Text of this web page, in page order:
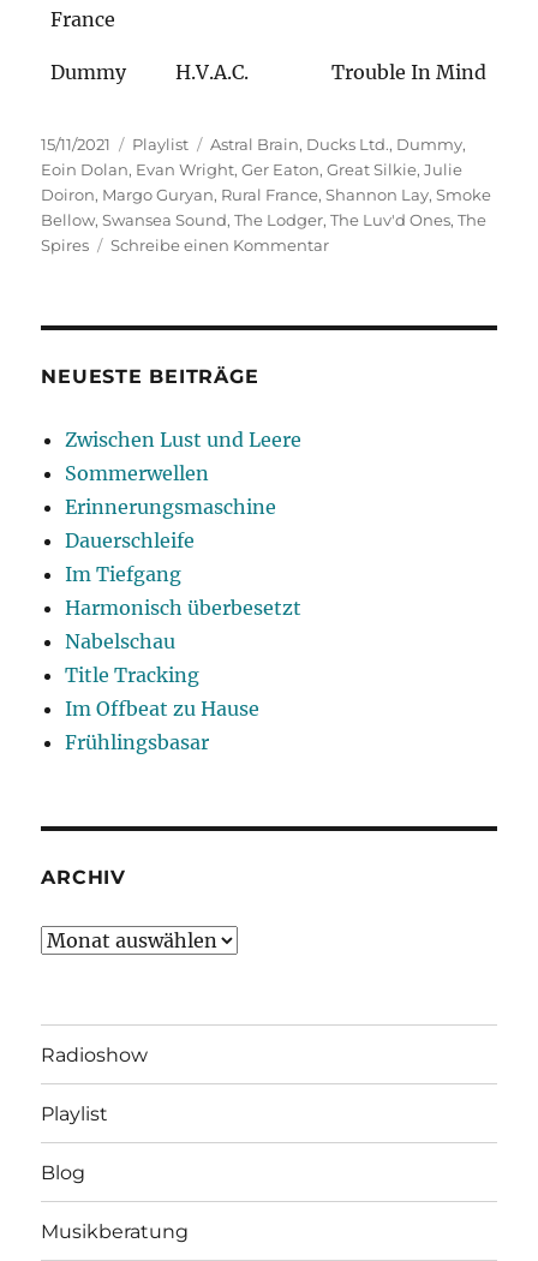
France
Dummy H.V.A.C. Trouble In Mind
Veröffentlicht
am
15/11/2021 Kategorien
Playlist Schlagwörter
Astral Brain, Ducks Ltd., Dummy,
Eoin Dolan, Evan Wright,Ger Eaton,Great Silkie,Julie
Doiron, Margo Guryan, Rural France,Shannon Lay,Smoke
Bellow,Swansea Sound,The Lodger,The Luv'd Ones,The
Spires
Schreibe einen Kommentarzu
NEUESTE BEITRÄGE
Zwischen Lust und Leere
Sommerwellen
Erinnerungsmaschine
Dauerschleife
Im Tiefgang
Harmonisch überbesetzt
Nabelschau
Title Tracking
Im Offbeat zu Hause
Frühlingsbasar
ARCHIV
Archiv
Radioshow
Playlist
Blog
Musikberatung